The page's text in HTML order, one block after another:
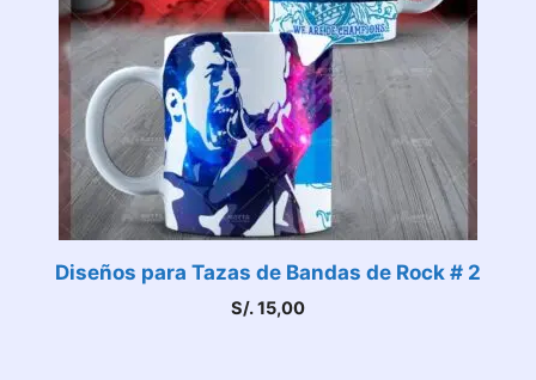
Diseños para Tazas de Bandas de Rock # 2
S/.15,00